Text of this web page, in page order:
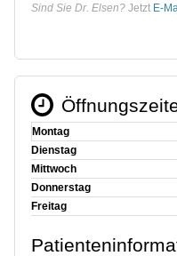
Sind Sie Dr. Elsen? Jetzt E-
Montag
Dienstag
Mittwoch
Donnerstag
Freitag